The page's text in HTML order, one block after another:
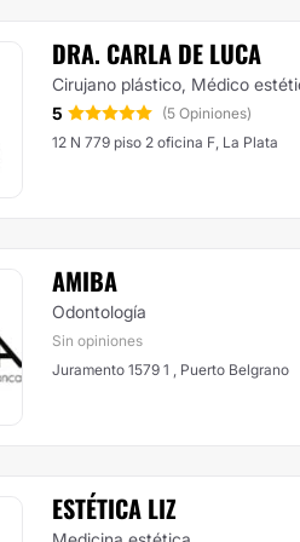
DRA. CARLA DE LUCA
Cirujano plástico, Médico
5
(5 Opiniones)
12 N 779 piso 2 oficina F, La Plata
AMIBA
Odontología
Sin opiniones
Juramento 1579 1 , Puerto Belgrano
ESTÉTICA LIZ